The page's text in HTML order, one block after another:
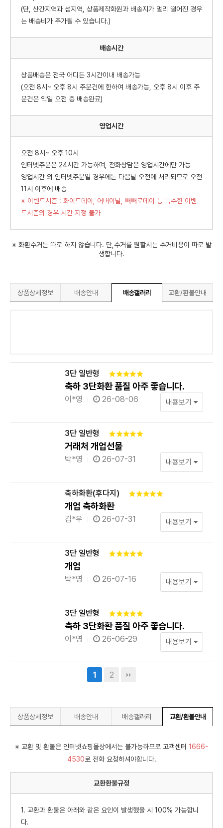
(단, 산간지역과 섬지역, 상품제작화원과 배송지가 멀리 떨어진 경우
는 배송비가 추가될 수 있습니다.)
배송시간
상품배송은 전국 어디든 3시간이내 배송가능
(오전 8시~ 오후 8시 주문건에 한하여 배송가능, 오후 8시 이후 주
문건은 익일 오전 중 배송완료)
영업시간
오전 8시~ 오후 10시
인터넷주문은 24시간 가능하며, 전화상담은 영업시간에만 가능
영업시간 외 인터넷주문일 경우에는 다음날 오전에 처리되므로 오전
11시 이후에 배송
※ 이벤트시즌 : 화이트데이, 어버이날, 빼빼로데이 등 특수한 이벤
트시즌의 경우 시간 지정 불가
※ 화환수거는 따로 하지 않습니다. 단,수거를 원할시는 수거비용이 따로 발
생합니다.
상품상세정보 배송안내 배송갤러리 교환/환불안내
3단 일반형
축하 3단화환 품질 아주 좋습니다.
이*영 26-08-06 내용보기
3단 일반형
거래처 개업선물
박*영 26-07-31 내용보기
축하화환(후다지)
개업 축하화환
김*우 26-07-31 내용보기
3단 일반형
개업
박*영 26-07-16 내용보기
3단 일반형
축하 3단화환 품질 아주 좋습니다.
이*영 26-06-29 내용보기
1 2
상품상세정보 배송안내 배송갤러리 교환/환불안내
※ 교환 및 환불은 인터넷쇼핑몰상에서는 불가능하므로 고객센터 1666-
4530로 전화 요청하셔야합니다.
교환환불규정
1. 교환과 환불은 아래와 같은 요인이 발생했을 시 100% 가능합니
다.